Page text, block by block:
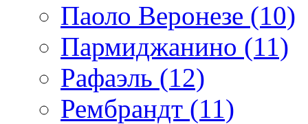
Паоло Веронезе (10)
Пармиджанино (11)
Рафаэль (12)
Рембрандт (11)